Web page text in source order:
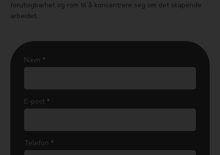
forutsigbarhet og rom til å konsentrere seg om det skapende
arbeidet.
k
o
t
a
k
Navn *
E-post *
Telefon *